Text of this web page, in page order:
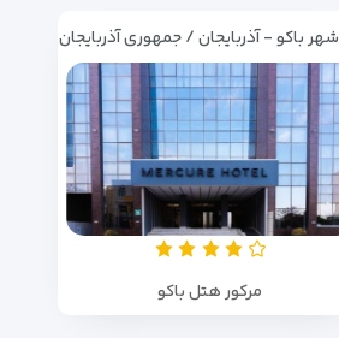
شهر باکو - آذربایجان / جمهوری آذربایجان
مرکور هتل باکو